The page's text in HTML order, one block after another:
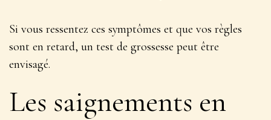
Si vous ressentez ces symptômes et que vos règles
sont en retard, un test de grossesse peut être
envisagé.
Les saignements en